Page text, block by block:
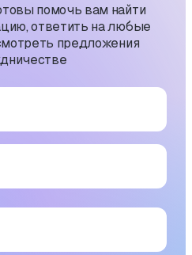
помочь вам найти
ответить на любые
предложения